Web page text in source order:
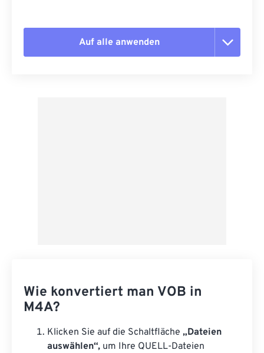
Auf alle anwenden
Wie konvertiert man VOB in
M4A?
Klicken Sie auf die Schaltfläche „Dateien
auswählen“, um Ihre QUELL-Dateien